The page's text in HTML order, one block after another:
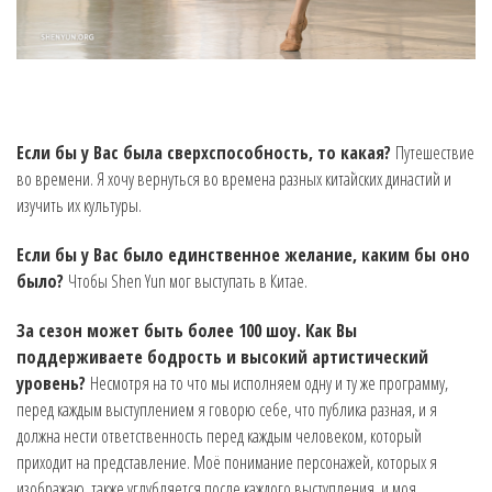
Если бы у Вас была сверхспособность, то какая? Путешествие
во времени. Я хочу вернуться во времена разных китайских династий и
изучить их культуры.
Если бы у Вас было единственное желание, каким бы оно
было? Чтобы Shen Yun мог выступать в Китае.
За сезон может быть более 100 шоу. Как Вы
поддерживаете бодрость и высокий артистический
уровень? Несмотря на то что мы исполняем одну и ту же программу,
перед каждым выступлением я говорю себе, что публика разная, и я
должна нести ответственность перед каждым человеком, который
приходит на представление. Моё понимание персонажей, которых я